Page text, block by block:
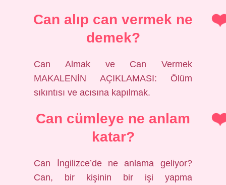
Can alıp can vermek ne
demek?
Can Almak ve Can Vermek
MAKALENİN AÇIKLAMASI: Ölüm
sıkıntısı ve acısına kapılmak.
Can cümleye ne anlam
katar?
Can İngilizce’de ne anlama geliyor?
Can, bir kişinin bir işi yapma